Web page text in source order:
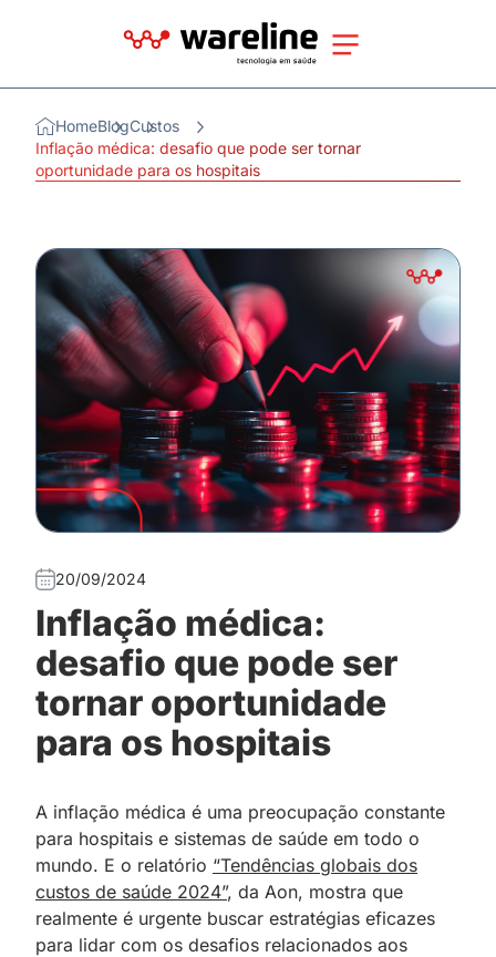
HomeBlogCustos
Inflação médica: desafio que pode ser tornar
oportunidade para os hospitais
20/09/2024
Inflação médica:
desafio que pode ser
tornar oportunidade
para os hospitais
A inflação médica é uma preocupação constante
para hospitais e sistemas de saúde em todo o
mundo. E o relatório “Tendências globais dos
custos de saúde 2024”, da Aon, mostra que
realmente é urgente buscar estratégias eficazes
para lidar com os desafios relacionados aos